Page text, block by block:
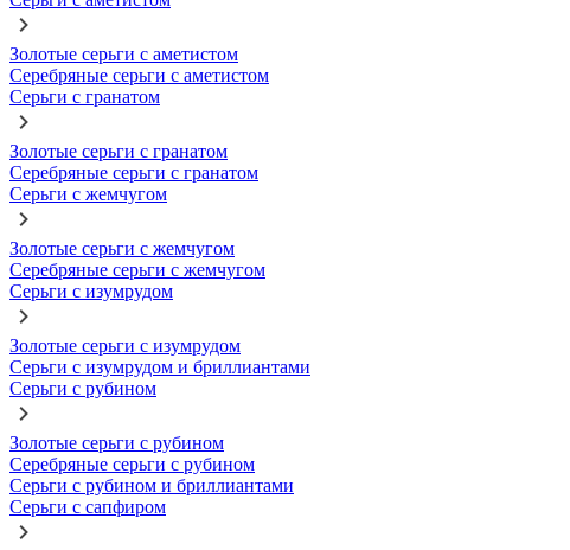
Золотые серьги с аметистом
Серебряные серьги с аметистом
Серьги с гранатом
Золотые серьги с гранатом
Серебряные серьги с гранатом
Серьги с жемчугом
Золотые серьги с жемчугом
Серебряные серьги с жемчугом
Серьги с изумрудом
Золотые серьги с изумрудом
Серьги с изумрудом и бриллиантами
Серьги с рубином
Золотые серьги с рубином
Серебряные серьги с рубином
Серьги с рубином и бриллиантами
Серьги с сапфиром